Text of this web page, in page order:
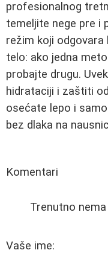
profesionalnog
temeljite nege pre i
režim koji odgovara
telo: ako jedna
probajte drugu.
hidrataciji i zaštiti
osećate lepo i
bez dlaka na
Komentari
Trenutno
Vaše ime: